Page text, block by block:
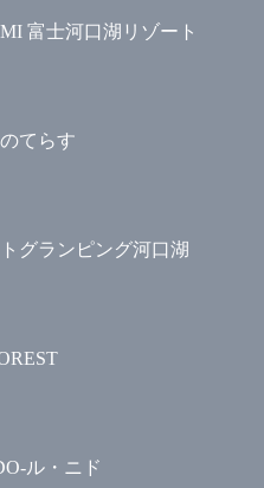
富士河口湖リゾート
てらす
グランピング河口湖
ル・ニド